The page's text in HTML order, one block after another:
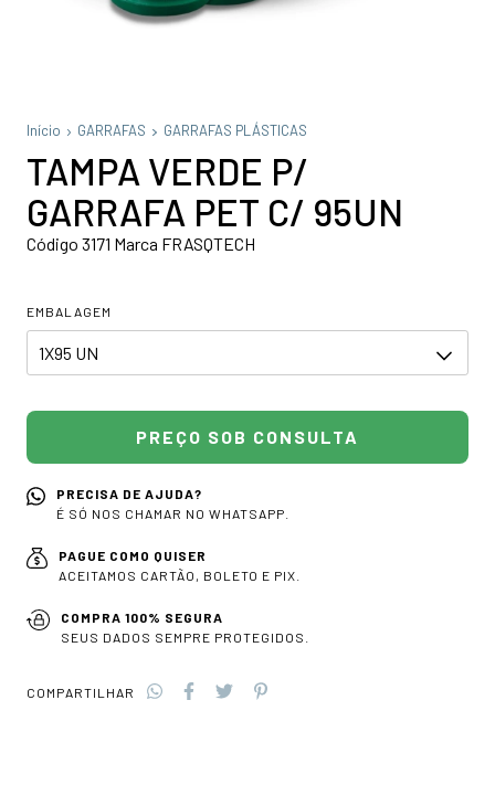
Início GARRAFAS GARRAFAS PLÁSTICAS
TAMPA VERDE P/
GARRAFA PET C/ 95UN
Código 3171 Marca FRASQTECH
EMBALAGEM
PRECISA DE AJUDA?
É SÓ NOS CHAMAR NO WHATSAPP.
PAGUE COMO QUISER
ACEITAMOS CARTÃO, BOLETO E PIX.
COMPRA 100% SEGURA
SEUS DADOS SEMPRE PROTEGIDOS.
COMPARTILHAR